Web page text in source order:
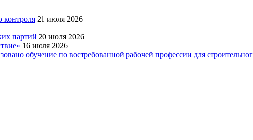
контроля 21 июля 2026
партий 20 июля 2026
16 июля 2026
обучение по востребованной рабочей профессии для